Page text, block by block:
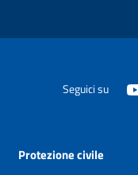
Seguici su
Protezione civile